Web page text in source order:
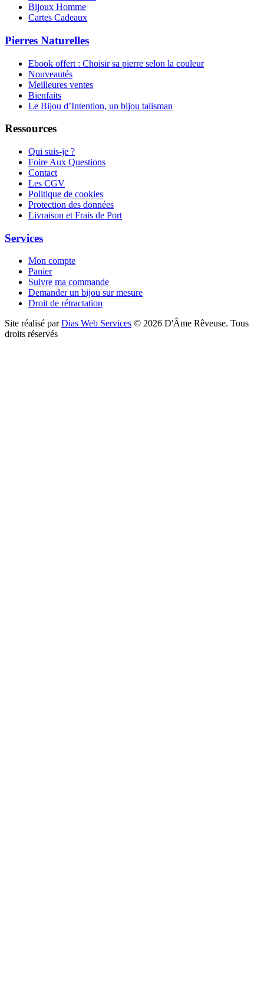
Bijoux Homme
Cartes Cadeaux
Pierres Naturelles
Ebook offert : Choisir sa pierre selon la couleur
Nouveautés
Meilleures ventes
Bienfaits
Le Bijou d’Intention, un bijou talisman
Ressources
Qui suis-je ?
Foire Aux Questions
Contact
Les CGV
Politique de cookies
Protection des données
Livraison et Frais de Port
Services
Mon compte
Panier
Suivre ma commande
Demander un bijou sur mesure
Droit de rétractation
Site réalisé par Dias Web Services © 2026 D'Âme Rêveuse. Tous
droits réservés